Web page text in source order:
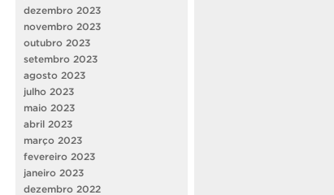
dezembro 2023
novembro 2023
outubro 2023
setembro 2023
agosto 2023
julho 2023
maio 2023
abril 2023
março 2023
fevereiro 2023
janeiro 2023
dezembro 2022